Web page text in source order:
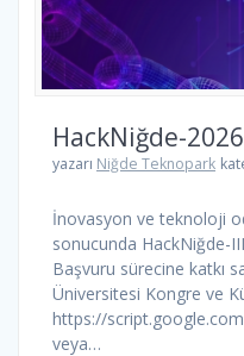
HackNiğde-
yazarı Niğde Teknopark
İnovasyon ve teknoloji
sonucunda HackNiğde-
Başvuru sürecine katkı
Üniversitesi Kongre ve
https://
veya…